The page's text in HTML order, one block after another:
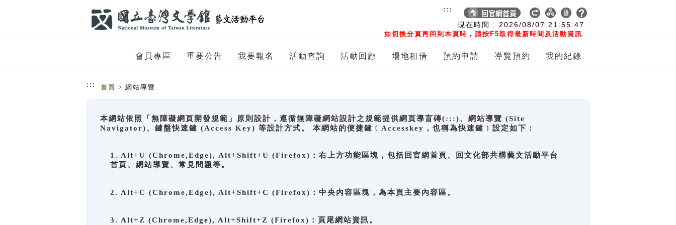
現在時間 : 2026/08/07 21:55:48
如切換分頁再回到本頁時，請按F5取得最新時間及活動資訊
:::
會員專區 重要公告 我要報名 活動查詢 活動回顧 場地租借 預約申請 導覽預約 我的紀錄
::: 首頁 > 網站導覽
本網站依照「無障礙網頁開發規範」原則設計，遵循無障礙網站設計之規範提供網頁導盲磚(:::)、網站導覽 (Site
Navigator)、鍵盤快速鍵 (Access Key) 等設計方式。 本網站的便捷鍵﹝Accesskey，也稱為快速鍵﹞設定如下：
1. Alt+U (Chrome,Edge), Alt+Shift+U (Firefox)：右上方功能區塊，包括回官網首頁、回文化部共構藝文活動平台
首頁、網站導覽、常見問題等。
2. Alt+C (Chrome,Edge), Alt+Shift+C (Firefox)：中央內容區塊，為本頁主要內容區。
3. Alt+Z (Chrome,Edge), Alt+Shift+Z (Firefox)：頁尾網站資訊。